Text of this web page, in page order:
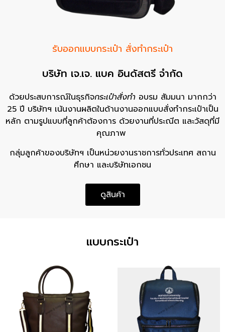
รับออกแบบกระเป๋า สั่งทำกระเป๋า
บริษัท เจ.เจ. แบค อินดัสตรี จำกัด
ด้วยประสบการณ์ในธุรกิจกระเป๋าสั่งทำอบรม สัมมนา มากกว่า
25 ปี บริษัทฯ เน้นงานผลิตในด้านงานออกแบบสั่งทำกระเป๋าเป็น
หลัก ตามรูปแบบที่ลูกค้าต้องการ ด้วยงานที่ประณีต และวัสดุที่มี
คุณภาพ
กลุ่มลูกค้าของบริษัทฯ เป็นหน่วยงานราชการทั่วประเทศ สถาน
ศึกษา และบริษัทเอกชน
ดูสินค้า
แบบกระเป๋า
กระเป๋าใส่เอกสาร
(Document Bag)
กระเป๋าเป้
(Backpack)